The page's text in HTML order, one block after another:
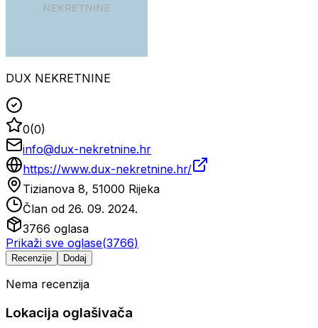
DUX NEKRETNINE
0(0)
info@dux-nekretnine.hr
https://www.dux-nekretnine.hr/
Tizianova 8, 51000 Rijeka
Član od 26. 09. 2024.
3766 oglasa
Prikaži sve oglase(3766)
Recenzije Dodaj
Nema recenzija
Lokacija oglašivača